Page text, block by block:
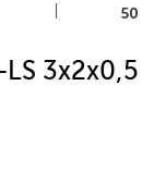
50
3x2x0,5